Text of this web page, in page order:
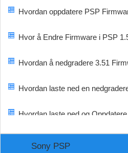
Hvordan oppdatere PSP
Hvor å Endre Firmware i PSP
Hvordan å nedgradere 3.51
Hvordan laste ned en
Hvordan laste ned og
Sony PSP